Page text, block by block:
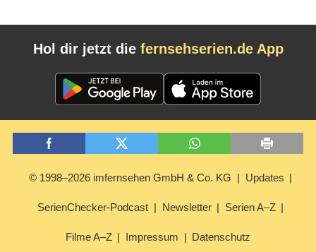
Hol dir jetzt die fernsehserien.de App
© 1998–2026 imfernsehen GmbH & Co. KG Updates
SerienChecker-Podcast Newsletter Serien A–Z
Filme A–Z Impressum Datenschutz